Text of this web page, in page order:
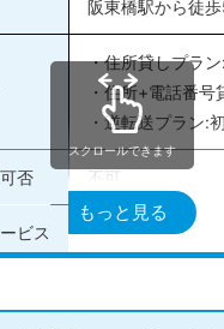
す。登録免許税が半額
法人口座開設のサポート
れるようなサポートが豊
公式HPはこちら
阪東橋駅から徒
・住所貸しプラ
・住所+電話番
・逆転送プラン:
否 不可
ビス 郵便転送、電話
スクロールできます
もっと見る